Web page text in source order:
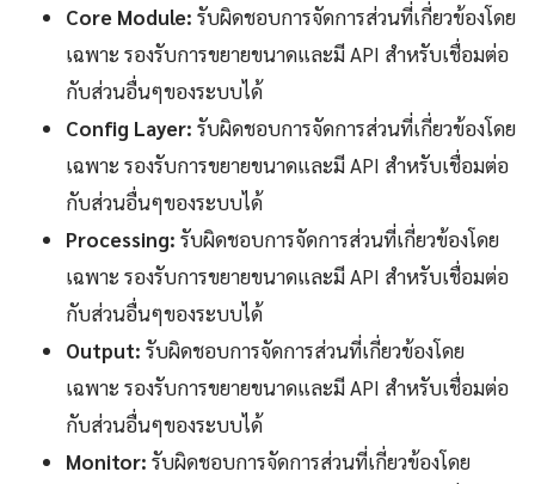
Core Module: รับผิดชอบการจัดการส่วนที่เกี่ยวข้องโดย
เฉพาะ รองรับการขยายขนาดและมี API สำหรับเชื่อมต่อ
กับส่วนอื่นๆของระบบได้
Config Layer: รับผิดชอบการจัดการส่วนที่เกี่ยวข้องโดย
เฉพาะ รองรับการขยายขนาดและมี API สำหรับเชื่อมต่อ
กับส่วนอื่นๆของระบบได้
Processing: รับผิดชอบการจัดการส่วนที่เกี่ยวข้องโดย
เฉพาะ รองรับการขยายขนาดและมี API สำหรับเชื่อมต่อ
กับส่วนอื่นๆของระบบได้
Output: รับผิดชอบการจัดการส่วนที่เกี่ยวข้องโดย
เฉพาะ รองรับการขยายขนาดและมี API สำหรับเชื่อมต่อ
กับส่วนอื่นๆของระบบได้
Monitor: รับผิดชอบการจัดการส่วนที่เกี่ยวข้องโดย